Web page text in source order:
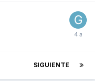
SIGUIENTE